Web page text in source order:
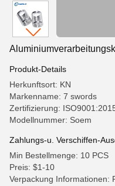
Produkt-Details
Herkunftsort: KN
Markenname: 7 swords
Zertifizierung:
Modellnummer: Soem
Zahlungs-u. Verschiffen-
Min Bestellmenge: 10 PCS
Preis: $1-10
Verpackung Informationen: